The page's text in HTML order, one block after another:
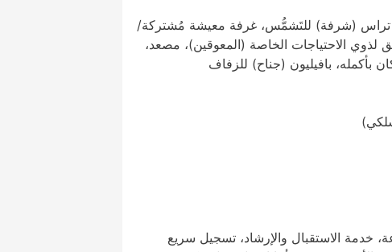
تراس (شرفة) للتَشمُّس، غرفة معيشة مُشتركة/
لذوي الاحتياجات الخاصة (المعوقين)، مصعد،
بأكمله، بافيليون (جناح) للزفاف
24 ساعة، خدمة الاستقبال والإرشاد، تسجيل سريع